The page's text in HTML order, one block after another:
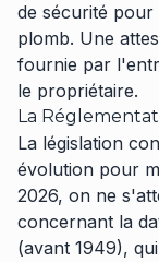
de sécurité pour
plomb. Une
fournie par
le propriétaire.
La
La législation
évolution pour
2026, on ne
concernant la
(avant 1949),